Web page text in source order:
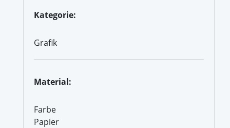
Kategorie:
Grafik
Material:
Farbe
Papier